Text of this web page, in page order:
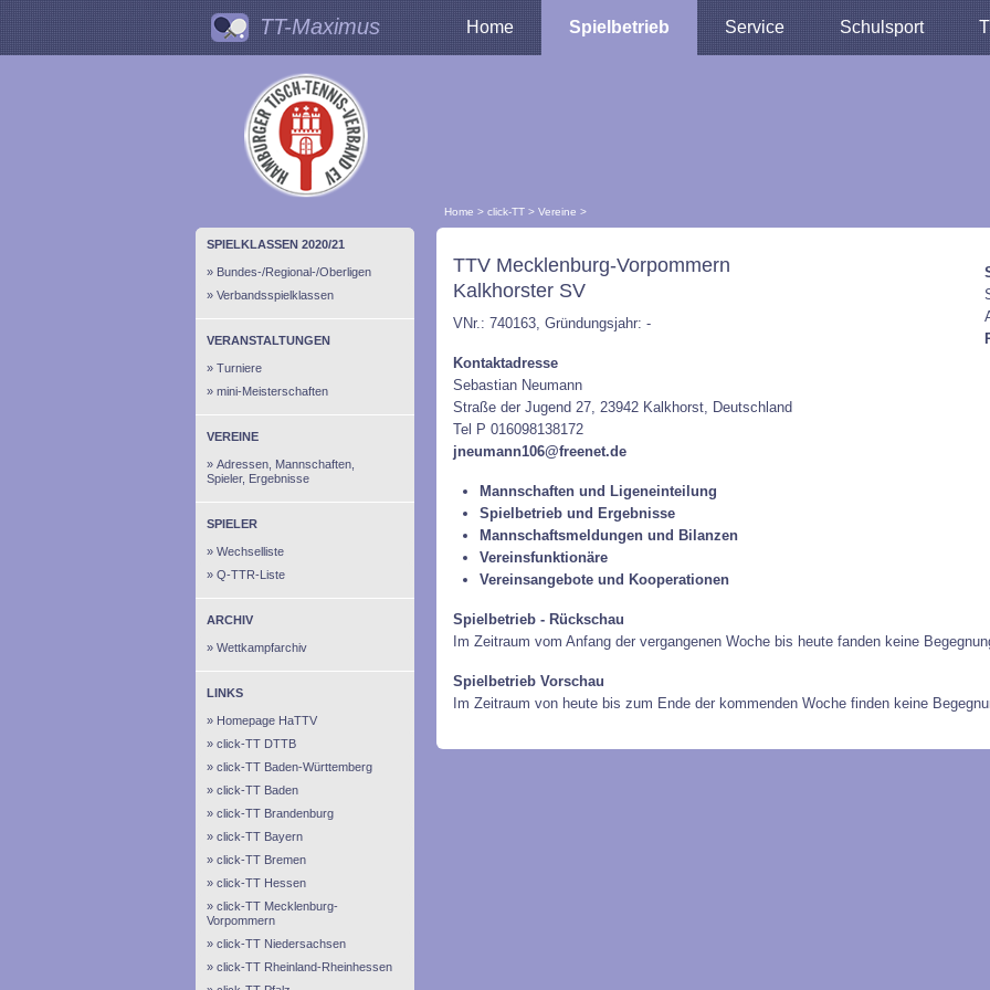
TT-Maximus Home Spielbetrieb Service Schulsport
Home > click-TT > Vereine >
SPIELKLASSEN 2020/21
Bundes-/Regional-/Oberligen
Verbandsspielklassen
VERANSTALTUNGEN
Turniere
mini-Meisterschaften
VEREINE
Adressen, Mannschaften,
Spieler, Ergebnisse
SPIELER
Wechselliste
Q-TTR-Liste
ARCHIV
Wettkampfarchiv
LINKS
Homepage HaTTV
click-TT DTTB
click-TT Baden-Württemberg
click-TT Baden
click-TT Brandenburg
click-TT Bayern
click-TT Bremen
click-TT Hessen
click-TT Mecklenburg-
Vorpommern
click-TT Niedersachsen
click-TT Rheinland-Rheinhessen
TTV Mecklenburg-Vorpommern
Kalkhorster SV
VNr.: 740163, Gründungsjahr: -
Kontaktadresse
Sebastian Neumann
Straße der Jugend 27, 23942 Kalkhorst, Deutschland
Tel P 016098138172
jneumann106@freenet.de
Mannschaften und Ligeneinteilung
Spielbetrieb und Ergebnisse
Mannschaftsmeldungen und Bilanzen
Vereinsfunktionäre
Vereinsangebote und Kooperationen
Spielbetrieb - Rückschau
Im Zeitraum vom Anfang der vergangenen Woche bis heute fanden keine
Spielbetrieb Vorschau
Im Zeitraum von heute bis zum Ende der kommenden Woche finden keine